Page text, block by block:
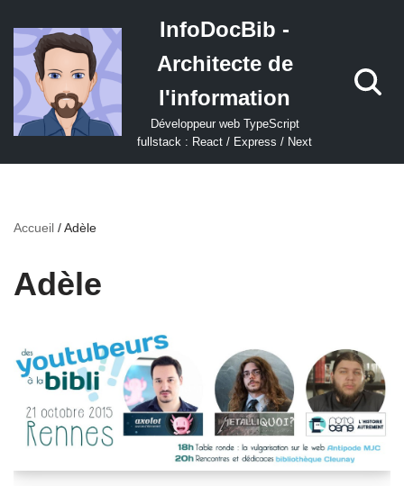
Aller
au
contenu
InfoDocBib -
Architecte de
l'information
Développeur web TypeScript
fullstack : React / Express / Next
Accueil /Adèle
Adèle